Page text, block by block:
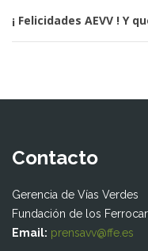
¡ Felicidades AEVV ! Y
Contacto
Gerencia de Vías Verdes
Fundación de los
Email: prensavv@ffe.es